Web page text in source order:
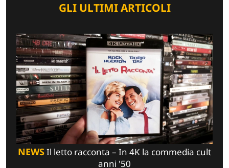
GLI ULTIMI ARTICOLI
NEWSIl letto racconta – In 4K la commedia cult
anni '50